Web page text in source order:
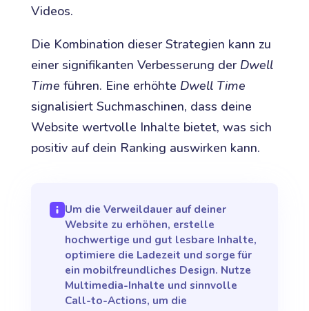
Videos.
Die Kombination dieser Strategien kann zu
einer signifikanten Verbesserung der Dwell
Time führen. Eine erhöhte Dwell Time
signalisiert Suchmaschinen, dass deine
Website wertvolle Inhalte bietet, was sich
positiv auf dein Ranking auswirken kann.
Um die Verweildauer auf deiner
Website zu erhöhen, erstelle
hochwertige und gut lesbare Inhalte,
optimiere die Ladezeit und sorge für
ein mobilfreundliches Design. Nutze
Multimedia-Inhalte und sinnvolle
Call-to-Actions, um die